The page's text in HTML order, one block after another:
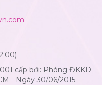
cấp bởi: Phòng ĐKKD
- Ngày 30/06/2015